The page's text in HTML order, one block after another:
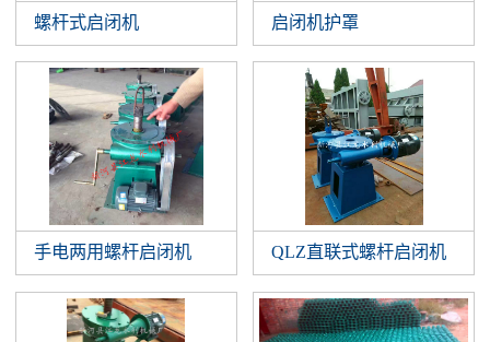
螺杆式启闭机 启闭机护罩
手电两用螺杆启闭机 QLZ直联式螺杆启闭机